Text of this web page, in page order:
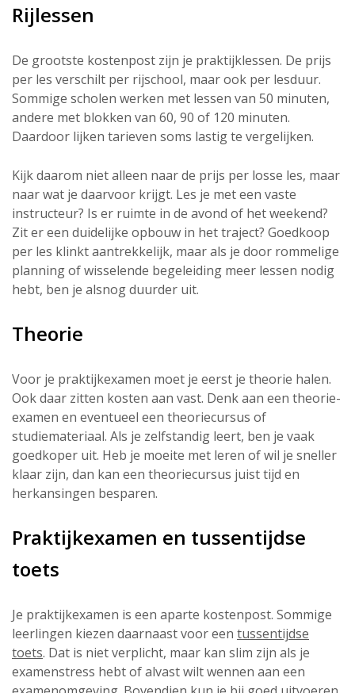
Rijlessen
De grootste kostenpost zijn je praktijklessen. De prijs
per les verschilt per rijschool, maar ook per lesduur.
Sommige scholen werken met lessen van 50 minuten,
andere met blokken van 60, 90 of 120 minuten.
Daardoor lijken tarieven soms lastig te vergelijken.
Kijk daarom niet alleen naar de prijs per losse les, maar
naar wat je daarvoor krijgt. Les je met een vaste
instructeur? Is er ruimte in de avond of het weekend?
Zit er een duidelijke opbouw in het traject? Goedkoop
per les klinkt aantrekkelijk, maar als je door rommelige
planning of wisselende begeleiding meer lessen nodig
hebt, ben je alsnog duurder uit.
Theorie
Voor je praktijkexamen moet je eerst je theorie halen.
Ook daar zitten kosten aan vast. Denk aan een theorie-
examen en eventueel een theoriecursus of
studiemateriaal. Als je zelfstandig leert, ben je vaak
goedkoper uit. Heb je moeite met leren of wil je sneller
klaar zijn, dan kan een theoriecursus juist tijd en
herkansingen besparen.
Praktijkexamen en tussentijdse
toets
Je praktijkexamen is een aparte kostenpost. Sommige
leerlingen kiezen daarnaast voor een tussentijdse
toets. Dat is niet verplicht, maar kan slim zijn als je
examenstress hebt of alvast wilt wennen aan een